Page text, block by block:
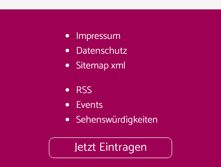
Impressum
Datenschutz
Sitemapxml
RSS
Events
Sehenswürdigkeiten
Jetzt Eintragen